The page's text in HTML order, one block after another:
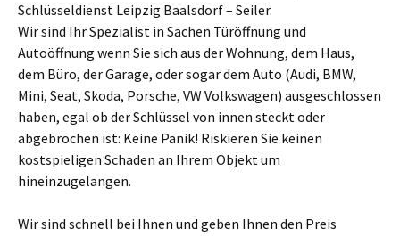
Schlüsseldienst Leipzig Baalsdorf – Seiler.
Wir sind Ihr Spezialist in Sachen Türöffnung und
Autoöffnung wenn Sie sich aus der Wohnung, dem Haus,
dem Büro, der Garage, oder sogar dem Auto (Audi, BMW,
Mini, Seat, Skoda, Porsche, VW Volkswagen) ausgeschlossen
haben, egal ob der Schlüssel von innen steckt oder
abgebrochen ist: Keine Panik! Riskieren Sie keinen
kostspieligen Schaden an Ihrem Objekt um
hineinzugelangen.
Wir sind schnell bei Ihnen und geben Ihnen den Preis